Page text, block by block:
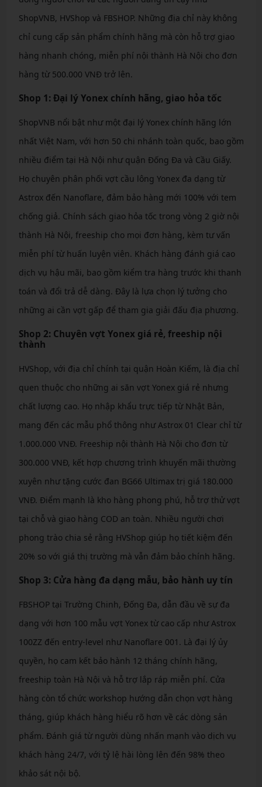
ShopVNB, HVShop và FBSHOP. Những địa chỉ này không
chỉ cung cấp sản phẩm chính hãng mà còn hỗ trợ giao
hàng nhanh chóng, miễn phí nội thành Hà Nội cho đơn
hàng từ 500.000 VNĐ trở lên.
Shop 1: Đại lý Yonex chính hãng, giao hỏa tốc
ShopVNB nổi bật như một đại lý Yonex chính hãng lớn
nhất Việt Nam, với hơn 50 chi nhánh toàn quốc, bao gồm
nhiều điểm tại Hà Nội như quận Đống Đa và Cầu Giấy.
Họ chuyên phân phối vợt cầu lông Yonex đa dạng từ
Astrox đến Nanoflare, đảm bảo hàng mới 100% với tem
chống giả. Chính sách giao hỏa tốc trong vòng 2 giờ nội
thành Hà Nội, freeship cho mọi đơn hàng, kèm tư vấn
miễn phí từ huấn luyện viên. Khách hàng đánh giá cao
dịch vụ hậu mãi, bao gồm kiểm tra hàng trước khi thanh
toán và đổi trả dễ dàng. Đây là lựa chọn lý tưởng cho
những ai cần vợt gấp để tham gia giải đấu địa phương.
Shop 2: Chuyên vợt Yonex giá rẻ, freeship nội
thành
HVShop, với địa chỉ chính tại quận Hoàn Kiếm, là địa chỉ
quen thuộc cho những ai săn vợt Yonex giá rẻ nhưng
chất lượng cao. Họ nhập khẩu trực tiếp từ Nhật Bản,
mang đến các mẫu phổ thông như Astrox 01 Clear chỉ từ
1.000.000 VNĐ. Freeship nội thành Hà Nội cho đơn từ
300.000 VNĐ, kết hợp chương trình khuyến mãi thường
xuyên như tặng cước đan BG66 Ultimax trị giá 180.000
VNĐ. Điểm mạnh là kho hàng phong phú, hỗ trợ thử vợt
tại chỗ và giao hàng COD an toàn. Nhiều người chơi
phong trào chia sẻ rằng HVShop giúp họ tiết kiệm đến
20% so với giá thị trường mà vẫn đảm bảo chính hãng.
Shop 3: Cửa hàng đa dạng mẫu, bảo hành uy tín
FBSHOP tại Trường Chinh, Đống Đa, dẫn đầu về sự đa
dạng với hơn 100 mẫu vợt Yonex từ cao cấp như Astrox
100ZZ đến entry-level như Nanoflare 001. Là đại lý ủy
quyền, họ cam kết bảo hành 12 tháng chính hãng,
freeship toàn Hà Nội và hỗ trợ lắp ráp miễn phí. Cửa
hàng còn tổ chức workshop hướng dẫn chọn vợt hàng
tháng, giúp khách hàng hiểu rõ hơn về các dòng sản
phẩm. Đánh giá từ người dùng nhấn mạnh vào dịch vụ
khách hàng 24/7, với tỷ lệ hài lòng lên đến 98% theo
khảo sát nội bộ.